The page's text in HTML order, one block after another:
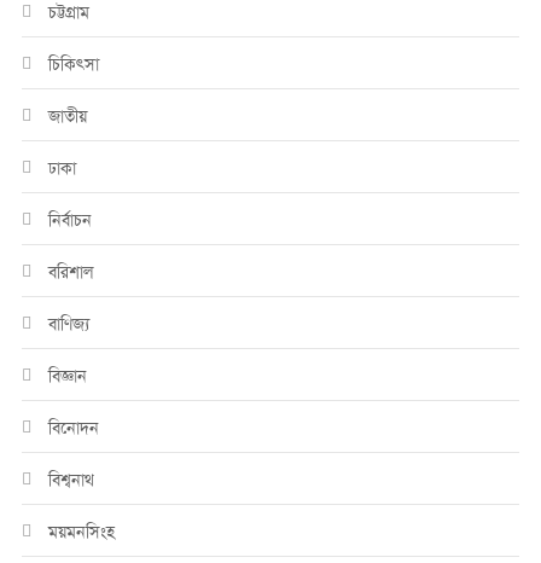
চট্টগ্রাম
চিকিৎসা
জাতীয়
ঢাকা
নির্বাচন
বরিশাল
বাণিজ্য
বিজ্ঞান
বিনোদন
বিশ্বনাথ
ময়মনসিংহ